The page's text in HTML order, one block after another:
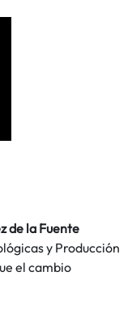
de la Fuente
y Producción
el cambio